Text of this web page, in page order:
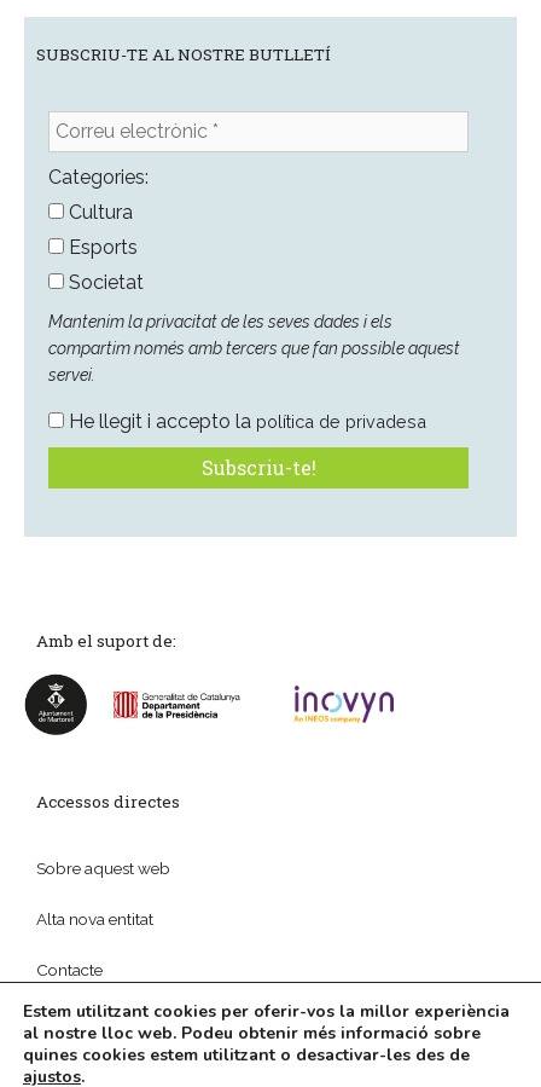
SUBSCRIU-TE AL NOSTRE BUTLLETÍ
Correu
electrònic
*Categories:
Cultura
Esports
Societat
Mantenim la privacitat de les seves dades i els
compartim només amb tercers que fan possible aquest
servei.
He llegit i accepto la política de privadesa
Amb el suport de:
Accessos directes
Sobre aquest web
Alta nova entitat
Contacte
© 2026
Estem utilitzant cookies per oferir-vos la millor experiència
al nostre lloc web. Podeu obtenir més informació sobre
quines cookies estem utilitzant o desactivar-les des de
ajustos.